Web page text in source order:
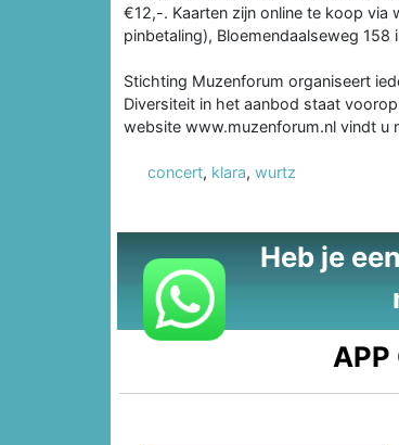
€12,-. Kaarten zijn online te koop via
pinbetaling), Bloemendaalseweg 158
Stichting Muzenforum organiseert
Diversiteit in het aanbod staat
website www.muzenforum.nl vindt u
concert, klara, wurtz
Heb je
APP